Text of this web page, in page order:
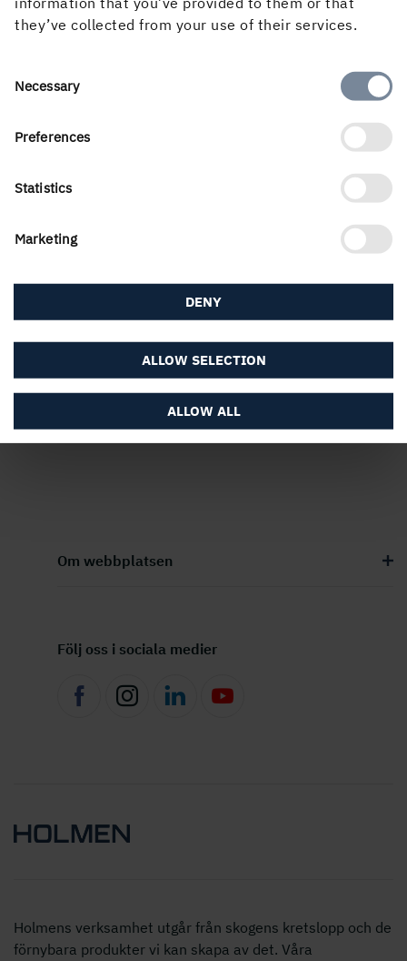
they’ve collected from your use of their services.
Consent
Necessary
Preferences
Statistics
Marketing
ALLOW ALL
ALLOW SELECTION
DENY
Stina Sandell, Hållbarhets- och kommunikationsdirektör,
tel 073 986 51 12
Denna information är sådan information som Holmen AB
är skyldig att offentliggöra enligt EU:s
om värdepappersmarknaden. Informationen lämnades,
offentliggörande torsdagen den 14 augusti 2025 kl.
PUBLICERAD
14 augusti, 2025, 07:30
Om webbplatsen
Följ oss i sociala medier
Holmens verksamhet utgår från skogens kretslopp och de
förnybara produkter vi kan skapa av det. Våra